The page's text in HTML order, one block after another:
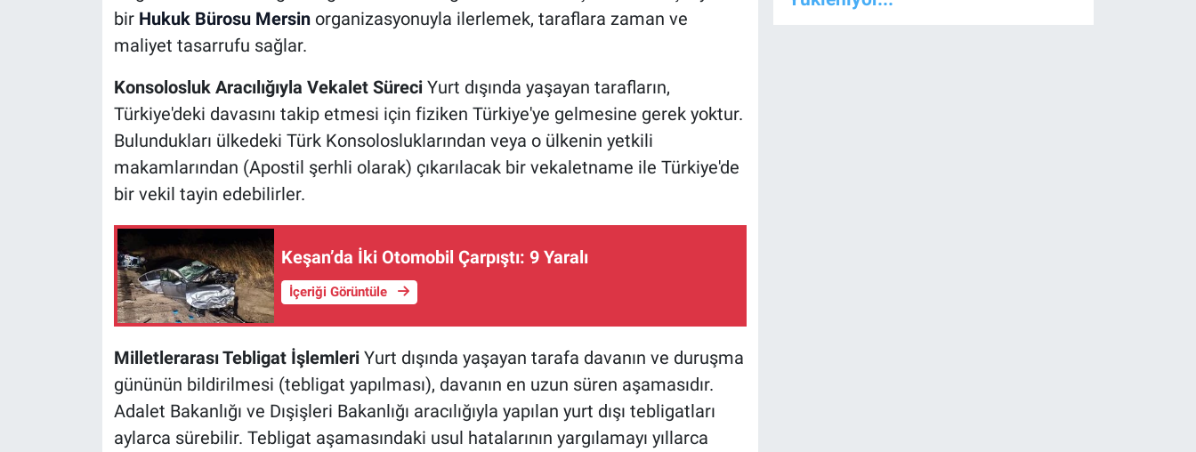
bir Hukuk Bürosu Mersinorganizasyonuyla ilerlemek, taraflara zaman ve
maliyet tasarrufu sağlar.
Konsolosluk Aracılığıyla Vekalet SüreciYurt dışında yaşayan tarafların,
Türkiye'deki davasını takip etmesi için fiziken Türkiye'ye gelmesine gerek yoktur.
Bulundukları ülkedeki Türk Konsolosluklarından veya o ülkenin yetkili
makamlarından (Apostil şerhli olarak) çıkarılacak bir vekaletname ile Türkiye'de
bir vekil tayin edebilirler.
Keşan’da İki Otomobil Çarpıştı: 9 Yaralı
İçeriği Görüntüle
Milletlerarası Tebligat İşlemleriYurt dışında yaşayan tarafa davanın ve duruşma
gününün bildirilmesi (tebligat yapılması), davanın en uzun süren aşamasıdır.
Adalet Bakanlığı ve Dışişleri Bakanlığı aracılığıyla yapılan yurt dışı tebligatları
aylarca sürebilir. Tebligat aşamasındaki usul hatalarının yargılamayı yıllarca